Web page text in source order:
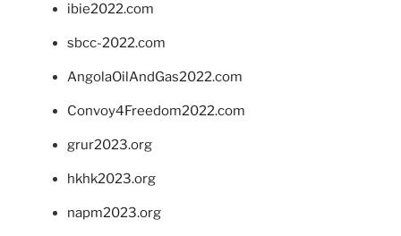
ibie2022.com
sbcc-2022.com
AngolaOilAndGas2022.com
Convoy4Freedom2022.com
grur2023.org
hkhk2023.org
napm2023.org